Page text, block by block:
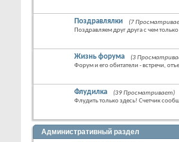
Поздравлялки
(7
Поздравляем друг друга с чем
Жизнь форума
(3
Форум и его обитатели - встречи,
Флудилка
(39 Просматривает)
Флудить только здесь! Счетчик
Административный раздел